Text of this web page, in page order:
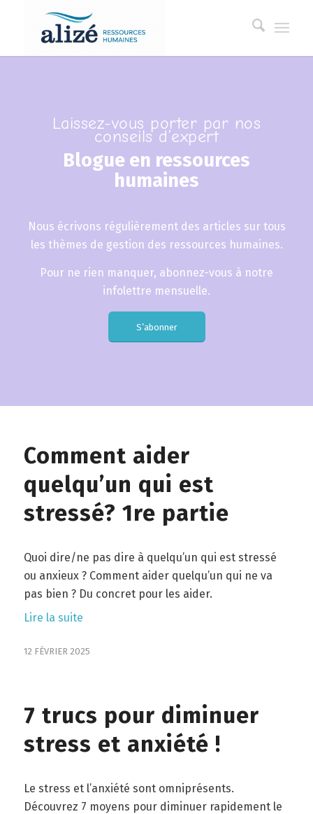
Laissez-vous porter par nos
conseils d’expert
Blogue en ressources
humaines
Nous écrivons régulièrement des articles sur tous
les thèmes de gestion des ressources humaines.
Pour ne rien manquer, abonnez-vous à notre
infolettre mensuelle.
S’abonner
Comment aider
quelqu’un qui est
stressé? 1re partie
Quoi dire/ne pas dire à quelqu’un qui est stressé
ou anxieux ? Comment aider quelqu’un qui ne va
pas bien ? Du concret pour les aider.
Lire la suite
12 FÉVRIER 2025
7 trucs pour diminuer
stress et anxiété !
Le stress et l’anxiété sont omniprésents.
Découvrez 7 moyens pour diminuer rapidement le